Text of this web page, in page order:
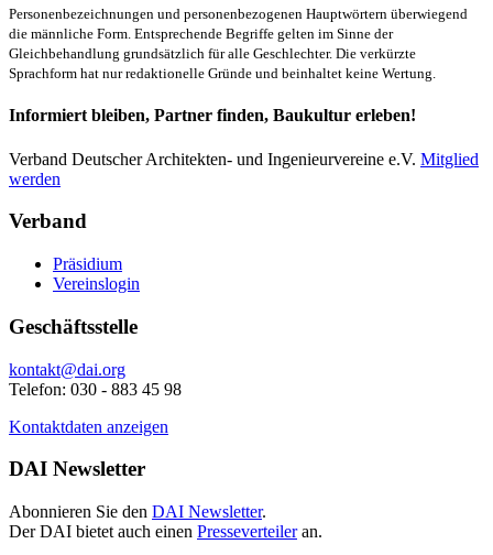
Personenbezeichnungen und personenbezogenen Hauptwörtern überwiegend
die männliche Form. Entsprechende Begriffe gelten im Sinne der
Gleichbehandlung grundsätzlich für alle Geschlechter. Die verkürzte
Sprachform hat nur redaktionelle Gründe und beinhaltet keine Wertung.
Informiert bleiben, Partner finden, Baukultur erleben!
Verband Deutscher Architekten- und Ingenieurvereine e.V. Mitglied
werden
Verband
Präsidium
Vereinslogin
Geschäftsstelle
kontakt@dai.org
Telefon: 030 - 883 45 98
Kontaktdaten anzeigen
DAI Newsletter
Abonnieren Sie den DAI Newsletter.
Der DAI bietet auch einen Presseverteileran.